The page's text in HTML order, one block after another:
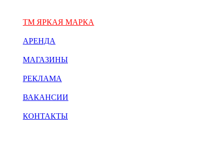
ТМ ЯРКАЯ МАРКА
АРЕНДА
МАГАЗИНЫ
РЕКЛАМА
ВАКАНСИИ
КОНТАКТЫ